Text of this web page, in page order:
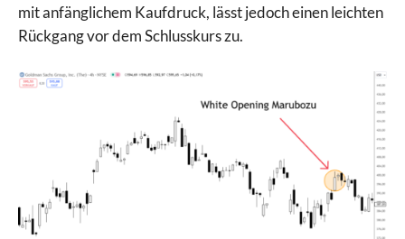
mit anfänglichem Kaufdruck, lässt jedoch einen leichten
Rückgang vor dem Schlusskurs zu.